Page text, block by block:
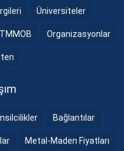
Üniversiteler
TMMOB Organizasyonlar
Bağlantılar
Metal-Maden Fiyatları